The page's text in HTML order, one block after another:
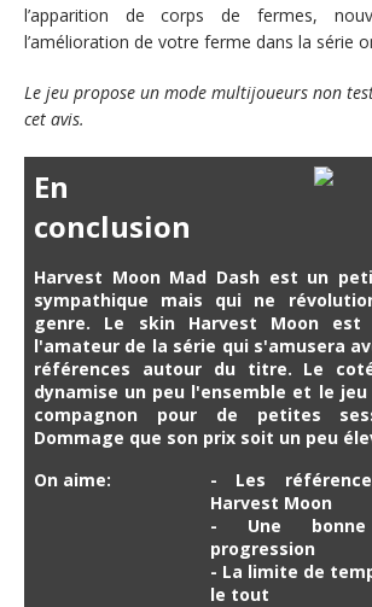
l’apparition de corps de fermes,
l’amélioration de votre ferme dans la série
Le jeu propose un mode multijoueurs non
cet avis.
En
conclusion
Harvest Moon Mad Dash est un
sympathique mais qui ne
genre. Le skin Harvest Moon est
l'amateur de la série qui s'amusera
références autour du titre. Le
dynamise un peu l'ensemble et le
compagnon pour de petites
Dommage que son prix soit un peu
On aime:
- Les
Harvest Moon
- Une
progression
- La limite de
le tout